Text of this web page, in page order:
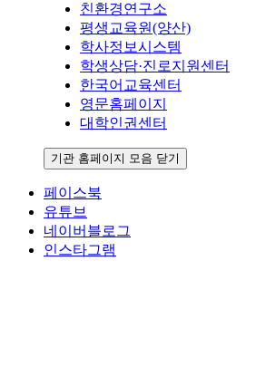
친환경연구소
평생교육원(양산)
학사정보시스템
학생상담·진로지원센터
한국어교육센터
영문홈페이지
대학인권센터
기관 홈페이지 모음 닫기
페이스북
유튜브
네이버블로그
인스타그램